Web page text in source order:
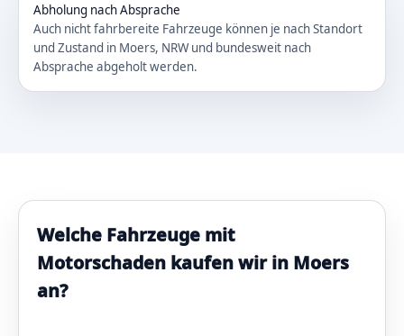
Abholung nach Absprache
Auch nicht fahrbereite Fahrzeuge können je nach Standort
und Zustand in Moers, NRW und bundesweit nach
Absprache abgeholt werden.
Welche Fahrzeuge mit
Motorschaden kaufen wir in Moers
an?